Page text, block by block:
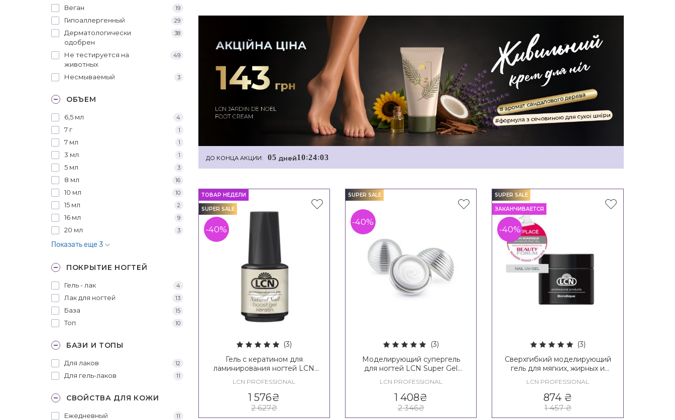
Веган 19
Гипоаллергенный 29
Дерматологически
одобрен
38
Не тестируется на
животных
49
Несмываемый 3
ОБЪЕМ
6,5 мл 4
7 г 1
7 мл 1
3 мл 1
5 мл 3
8 мл 16
10 мл 10
15 мл 2
16 мл 9
20 мл 3
Показать еще 3
ПОКРЫТИЕ НОГТЕЙ
Гель - лак 4
Лак для ногтей 13
База 15
Топ 10
БАЗИ И ТОПЫ
Для лаков 12
Для гель-лаков 11
СВОЙСТВА ДЛЯ КОЖИ
Ежедневный 11
ДО КОНЦА АКЦИИ: 05 дней10:24:02
ТОВАР НЕДЕЛИ
SUPER SALE
-40%
(3)
Гель с кератином для
ламинирования ногтей LCN
LCN PROFESSIONAL
1 576₴
2 627₴
SUPER SALE
-40%
(3)
Моделирующий супергель
для ногтей LCN Super Gel
LCN PROFESSIONAL
1 408₴
2 346₴
SUPER SALE
ЗАКАНЧИВАЕТСЯ
-40%
(3)
Сверхгибкий моделирующий
гель для мягких, жирных и
Bondique - UV-Aufbau-Gel
LCN PROFESSIONAL
874₴
1 457₴